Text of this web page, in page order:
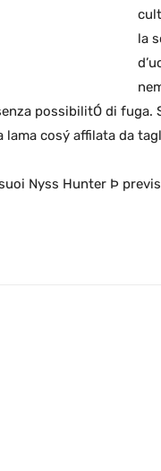
la
possibilitÓ di
lama cosý affilata da
suoi Nyss Hunter Þ